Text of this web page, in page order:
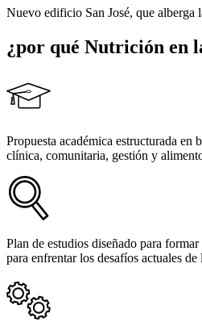
Nuevo edificio San José, que
¿por qué Nutrición en
Propuesta académica estructurada en
clínica, comunitaria, gestión y
Plan de estudios diseñado para
para enfrentar los desafíos actuales